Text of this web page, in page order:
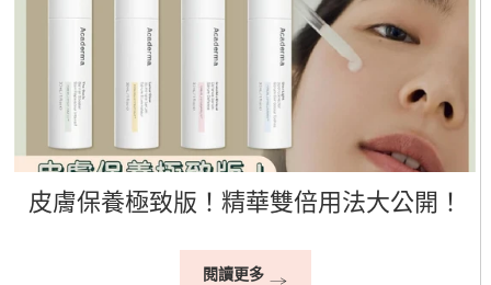
皮膚保養極致版！精華雙倍用法大公開！
閱讀更多